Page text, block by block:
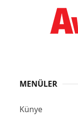
MENÜLER
Künye